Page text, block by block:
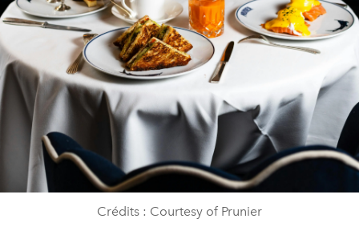
Crédits : Courtesy of Prunier